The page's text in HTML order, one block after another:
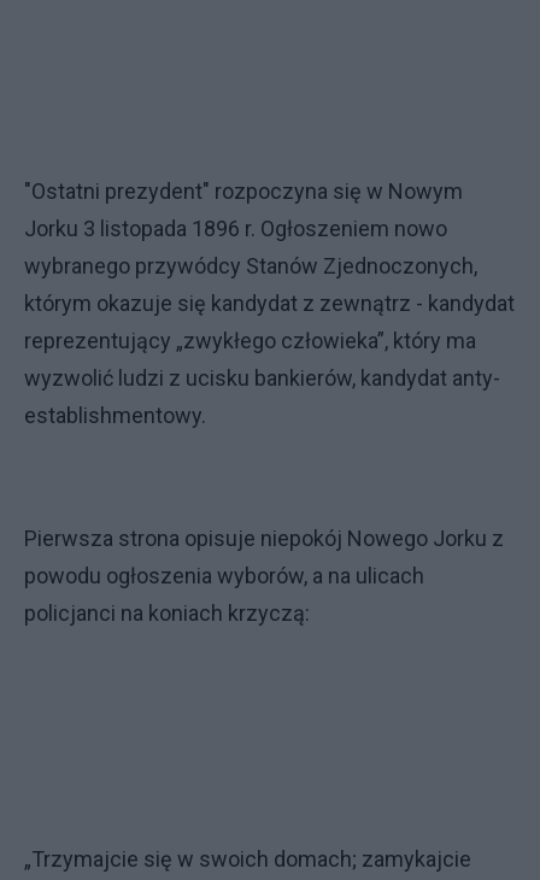
"Ostatni prezydent" rozpoczyna się w Nowym
Jorku 3 listopada 1896 r. Ogłoszeniem nowo
wybranego przywódcy Stanów Zjednoczonych,
którym okazuje się kandydat z zewnątrz - kandydat
reprezentujący „zwykłego człowieka”, który ma
wyzwolić ludzi z ucisku bankierów, kandydat anty-
establishmentowy.
Pierwsza strona opisuje niepokój Nowego Jorku z
powodu ogłoszenia wyborów, a na ulicach
policjanci na koniach krzyczą:
„Trzymajcie się w swoich domach; zamykajcie